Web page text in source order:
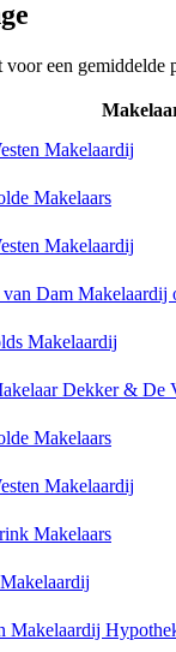
een
Makelaardij
Makelaars
Makelaardij
Dam Makelaardij
Makelaardij
Dekker & De
Makelaars
Makelaardij
Makelaars
Makelaardij